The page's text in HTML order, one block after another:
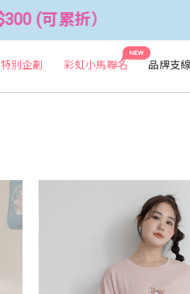
全館3件88折！🦄
特別企劃
NEW
彩虹小馬聯名 品牌支線